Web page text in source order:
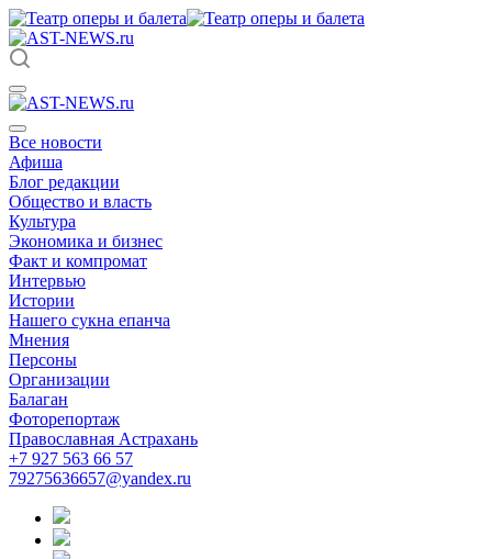
Все новости
Афиша
Блог редакции
Общество и власть
Культура
Экономика и бизнес
Факт и компромат
Интервью
Истории
Нашего сукна епанча
Мнения
Персоны
Организации
Балаган
Фоторепортаж
Православная Астрахань
+7 927 563 66 57
79275636657@yandex.ru